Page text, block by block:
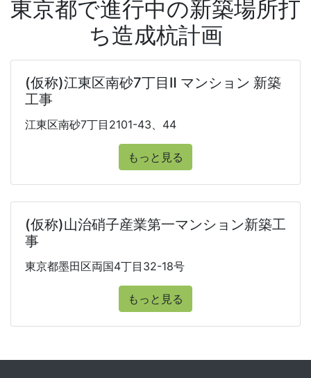
東京都で進行中の新築場所打
ち造成杭計画
(仮称)江東区南砂7丁目Ⅱ マンション 新築
工事
江東区南砂7丁目2101-43、44
もっと見る
(仮称)山治硝子産業第一マンション新築工
事
東京都墨田区両国4丁目32-18号
もっと見る